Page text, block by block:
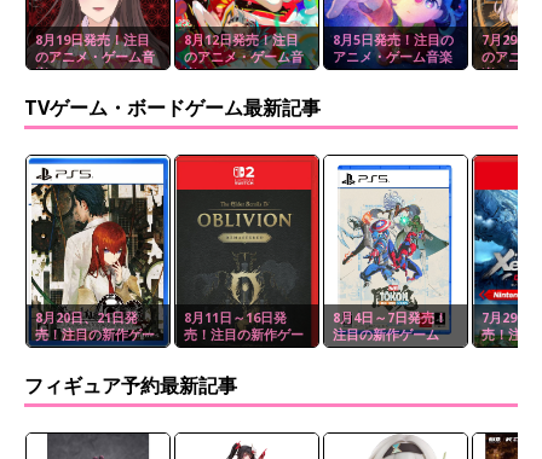
8月19日発売！注目
のアニメ・ゲーム音
楽
8月12日発売！注目
のアニメ・ゲーム音
楽
8月5日発売！注目の
アニメ・ゲーム音楽
7月29日
のアニメ
楽
TVゲーム・ボードゲーム最新記事
8月20日、21日発
売！注目の新作ゲー
ム
8月11日～16日発
売！注目の新作ゲー
ム
8月4日～7日発売！
注目の新作ゲーム
7月29日
売！注目
ム
フィギュア予約最新記事